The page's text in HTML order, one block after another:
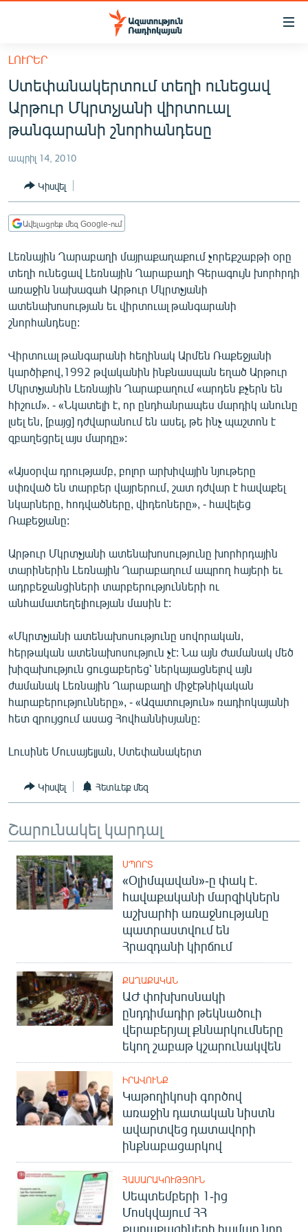
Մատչելիության
հիմնական
բովանդակությանը
Անցնել
հիմնական
մենյուին
ՀԱՅԱՍՏԱՆ
ՔԱՂԱՔԱԿԱՆ
ՀԱՍԱՐԱԿՈՒԹՅՈՒՆ
ՏՆՏԵՍՈՒԹՅՈՒՆ
ՊԱՏԵՐԱԶՄԻ 6 ՇԱԲԱԹՆԵՐԸ
ՏԱՐԱԾԱՇՐՋԱՆ
ՄԻՋԱԶԳԱՅԻՆ
ՍՊՈՐՏ
ՄԵԿՆԱԲԱՆՈՒԹՅՈՒՆ
ՏՏ ԵՒ ԻՆՏԵՐՆԵՏ
ԿՈՐՈՆԱՎԻՐՈՒՍ
ԱՐԽԻՎ
ՏԵՍԱՆՅՈՒԹԵՐ
ԲԱՆԱՎԵՃ
ՓՈԴՔԱՍԹ
Հայերեն
Русский
ՀԵՏԵՎԵՔ ՄԵԶ
«Ազատության» բոլոր կայքերը
ԼՈՒՐԵՐ
Ստեփանակերտում տեղի ունեցավ
Արթուր Մկրտչյանի վիրտուալ
թանգարանի շնորհանդեսը
ապրիլ 14, 2010
Կիսվել
Ավելացրեք մեզ Google-ում
Լեռնային Ղարաբաղի մայրաքաղաքում չորեքշաբթի օրը
տեղի ունեցավ Լեռնային Ղարաբաղի Գերագույն խորհրդի
առաջին նախագահ Արթուր Մկրտչյանի
ատենախոսության եւ վիրտուալ թանգարանի
շնորհանդեսը:
Վիրտուալ թանգարանի հեղինակ Արմեն Ռաքեջյանի
կարծիքով,1992 թվականին ինքնասպան եղած Արթուր
Մկրտչյանին Լեռնային Ղարաբաղում «արդեն քչերն են
հիշում». - «Նկատելի է, որ ընդհանրապես մարդիկ անունը
լսել են, [բայց] դժվարանում են ասել, թե ինչ պաշտոն է
զբաղեցրել այս մարդը»:
«Այսօրվա դրությամբ, բոլոր արխիվային նյութերը
սփռված են տարբեր վայրերում, շատ դժվար է հավաքել
նկարները, հոդվածները, վիդեոները», - հավելեց
Ռաքեջյանը:
Արթուր Մկրտչյանի ատենախոսությունը խորհրդային
տարիներին Լեռնային Ղարաբաղում ապրող հայերի եւ
ադրբեջանցիների տարբերությունների ու
անհամատեղելիության մասին է:
«Մկրտչյանի ատենախոսությունը սովորական,
հերթական ատենախոսություն չէ: Նա այն ժամանակ մեծ
խիզախություն ցուցաբերեց՝ ներկայացնելով այն
ժամանակ Լեռնային Ղարաբաղի միջէթնիկական
հարաբերությունները», - «Ազատություն» ռադիոկայանի
հետ զրույցում ասաց Հովհաննիսյանը:
Լուսինե Մուսայելյան, Ստեփանակերտ
Կիսվել Հետևեք մեզ
Շարունակել կարդալ
ՍՊՈՐՏ
«Օլիմպավան»-ը փակ է.
հավաքականի մարզիկներն
աշխարհի առաջնությանը
պատրաստվում են
Հրազդանի կիրճում
ՔԱՂԱՔԱԿԱՆ
ԱԺ փոխխոսնակի
ընդդիմադիր թեկնածուի
վերաբերյալ քննարկումները
եկող շաբաթ կշարունակվեն
ԻՐԱՎՈՒՆՔ
Կաթողիկոսի գործով
առաջին դատական նիստն
ավարտվեց դատավորի
ինքնաբացարկով
ՀԱՍԱՐԱԿՈՒԹՅՈՒՆ
Սեպտեմբերի 1-ից
Մոսկվայում ՀՀ
քաղաքացիների համար նոր